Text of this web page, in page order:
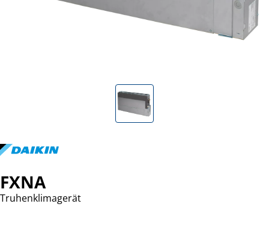
FXNA
Truhenklimagerät